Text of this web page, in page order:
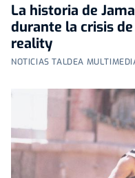
La historia de
durante la crisis
reality
NOTICIAS TALDEA